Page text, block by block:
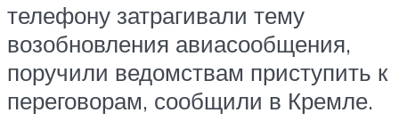
телефону затрагивали тему
возобновления авиасообщения,
поручили ведомствам приступить к
переговорам, сообщили в Кремле.